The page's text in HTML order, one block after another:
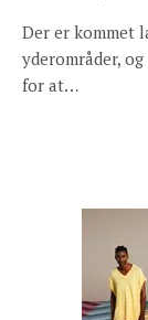
Der er kommet
yderområder,
for at…